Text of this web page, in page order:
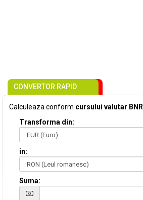
CONVERTOR RAPID
Calculeaza conform cursului valutar BNR
Transforma din:
in:
Suma: